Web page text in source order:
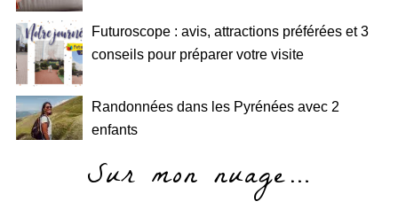
Futuroscope : avis, attractions préférées et 3
conseils pour préparer votre visite
Randonnées dans les Pyrénées avec 2
enfants
Sur mon nuage…